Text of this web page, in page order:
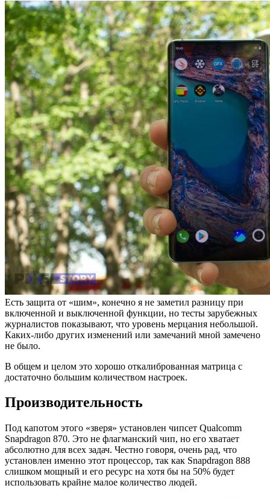
Есть защита от «шим», конечно я не заметил разницу при
включенной и выключенной функции, но тесты зарубежных
журналистов показывают, что уровень мерцания небольшой.
Каких-либо других изменений или замечаний мной замечено
не было.
В общем и целом это хорошо откалиброванная матрица с
достаточно большим количеством настроек.
Производительность
Под капотом этого «зверя» установлен чипсет Qualcomm
Snapdragon 870. Это не флагманский чип, но его хватает
абсолютно для всех задач. Честно говоря, очень рад, что
установлен именно этот процессор, так как Snapdragon 888
слишком мощный и его ресурс на хотя бы на 50% будет
использовать крайне малое количество людей.